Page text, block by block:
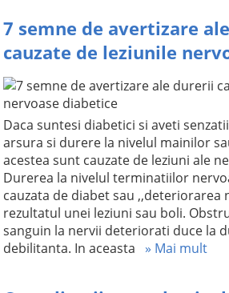
7 semne de avertizare
cauzate de leziunile
Daca suntesi diabetici si aveti
arsura si durere la nivelul mainilor
acestea sunt cauzate de leziuni ale
Durerea la nivelul terminatiilor
cauzata de diabet sau ,,deteriorarea
rezultatul unei leziuni sau boli.
sanguin la nervii deteriorati duce la
debilitanta. In aceasta » Mai mult